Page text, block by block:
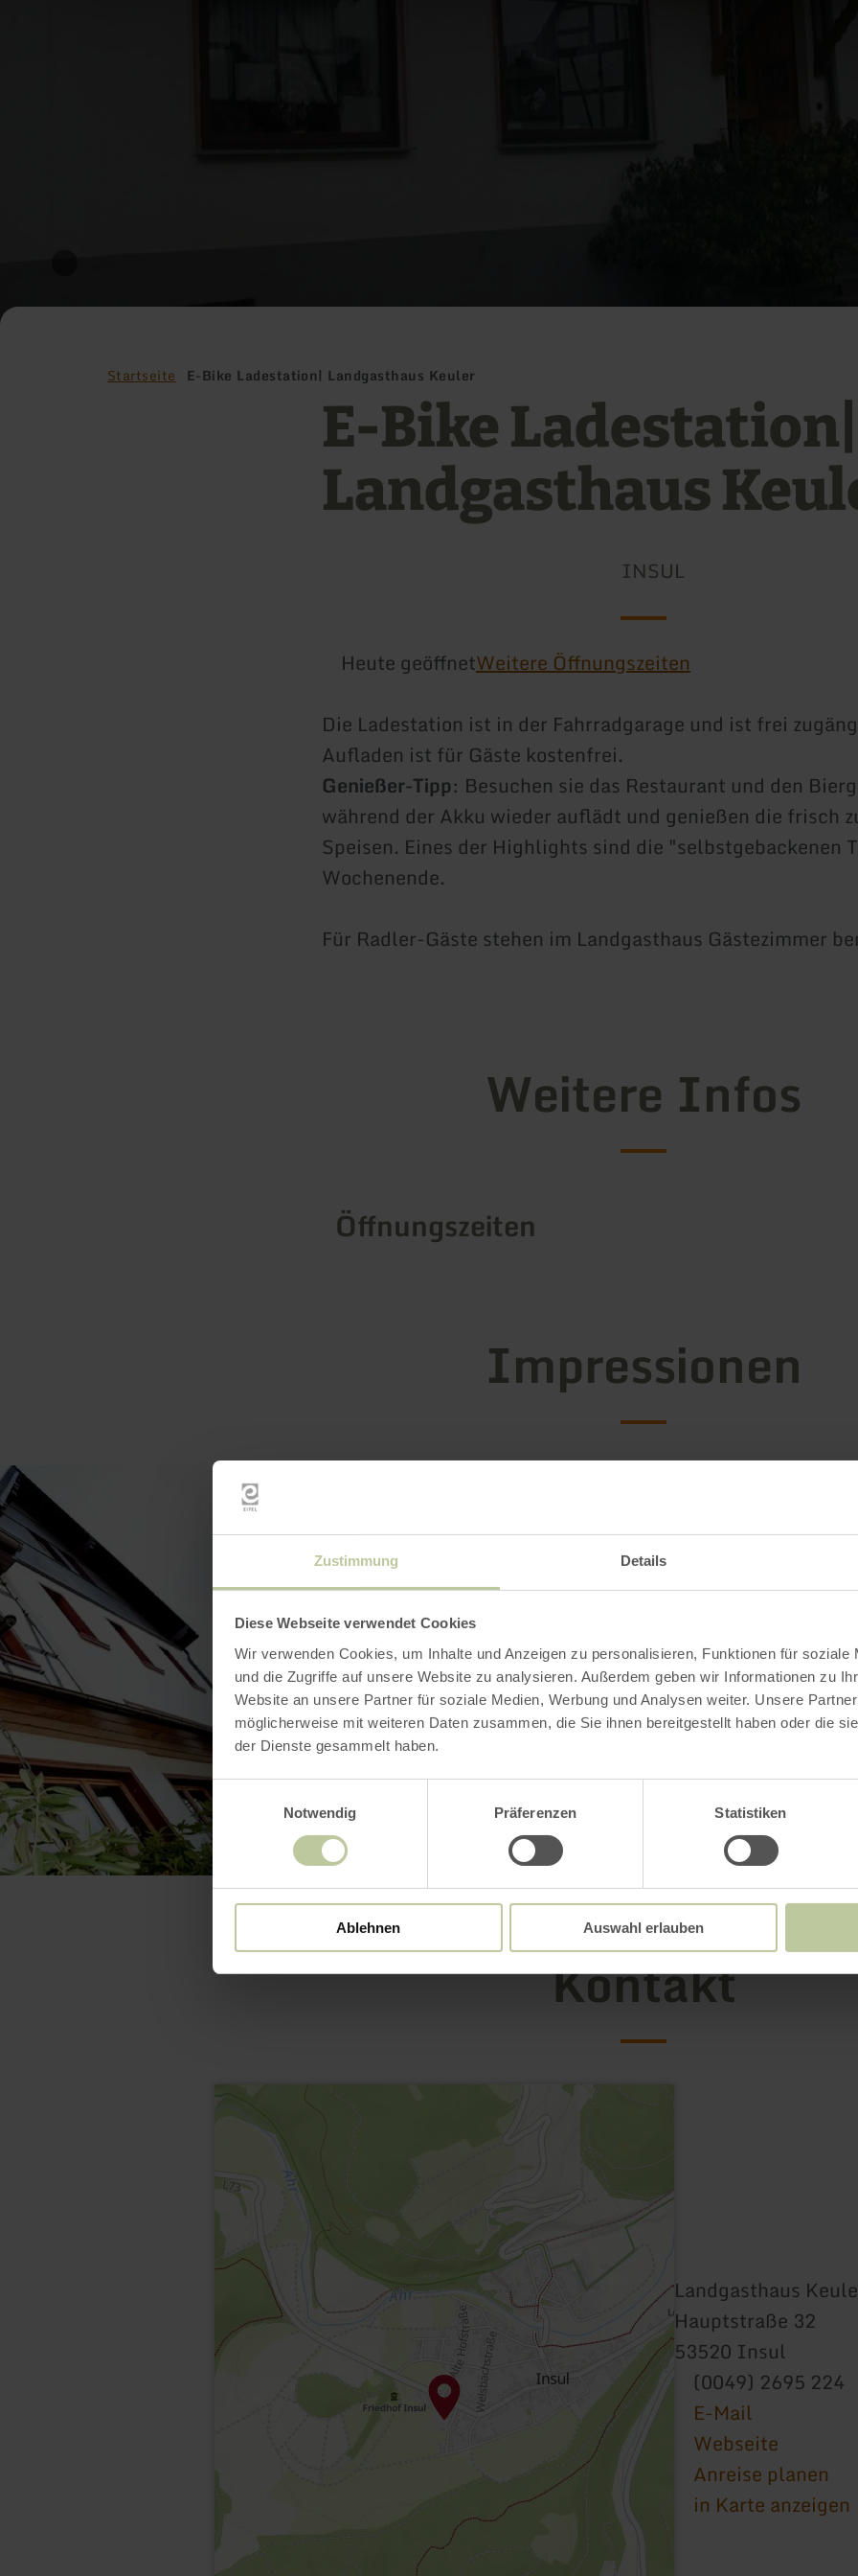
Zustimmung Details
Diese Webseite verwendet Cookies
Wir verwenden Cookies, um Inhalte und Anzeigen zu personalisieren, Funktionen für soziale
und die Zugriffe auf unsere Website zu analysieren. Außerdem geben wir Informationen zu
Website an unsere Partner für soziale Medien, Werbung und Analysen weiter. Unsere
möglicherweise mit weiteren Daten zusammen, die Sie ihnen bereitgestellt haben oder die
der Dienste gesammelt haben.
Notwendig
Präferenzen Statistiken
Ablehnen Auswahl erlauben
Startseite E-Bike Ladestation| Landgasthaus Keuler
E-Bike Ladestation|
Landgasthaus
INSUL
Heute geöffnetWeitere Öffnungszeiten
Die Ladestation ist in der Fahrradgarage und ist frei
Aufladen ist für Gäste kostenfrei.
Genießer-Tipp: Besuchen sie das Restaurant und den
während der Akku wieder auflädt und genießen die frisch
Speisen. Eines der Highlights sind die "selbstgebackenen
Wochenende.
Für Radler-Gäste stehen im Landgasthaus Gästezimmer
Weitere Infos
Öffnungszeiten
Impressionen
Kontakt
Landgasthaus
Hauptstraße 32
53520 Insul
(0049) 2695 224
E-Mail
Webseite
Anreise planen
in Karte anzeigen